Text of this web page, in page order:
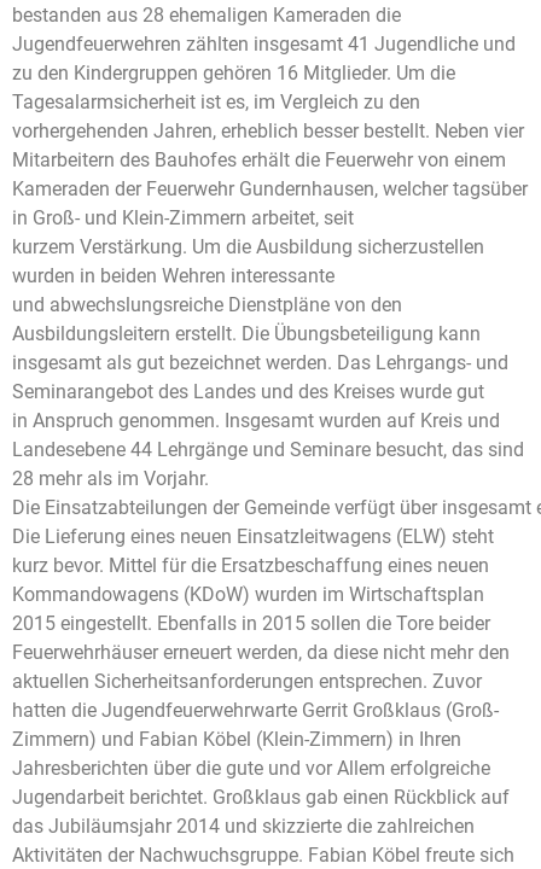
bestanden aus 28 ehemaligen Kameraden die
Jugendfeuerwehren zählten insgesamt 41 Jugendliche und
zu den Kindergruppen gehören 16 Mitglieder. Um die
Tagesalarmsicherheit ist es, im Vergleich zu den
vorhergehenden Jahren, erheblich besser bestellt. Neben vier
Mitarbeitern des Bauhofes erhält die Feuerwehr von einem
Kameraden der Feuerwehr Gundernhausen, welcher tagsüber
in Groß- und Klein-Zimmern arbeitet, seit
kurzem Verstärkung. Um die Ausbildung sicherzustellen
wurden in beiden Wehren interessante
und abwechslungsreiche Dienstpläne von den
Ausbildungsleitern erstellt. Die Übungsbeteiligung kann
insgesamt als gut bezeichnet werden. Das Lehrgangs- und
Seminarangebot des Landes und des Kreises wurde gut
in Anspruch genommen. Insgesamt wurden auf Kreis und
Landesebene 44 Lehrgänge und Seminare besucht, das sind
28 mehr als im Vorjahr.
Die Einsatzabteilungen der Gemeinde verfügt über insgesamt
Die Lieferung eines neuen Einsatzleitwagens (ELW) steht
kurz bevor. Mittel für die Ersatzbeschaffung eines neuen
Kommandowagens (KDoW) wurden im Wirtschaftsplan
2015 eingestellt. Ebenfalls in 2015 sollen die Tore beider
Feuerwehrhäuser erneuert werden, da diese nicht mehr den
aktuellen Sicherheitsanforderungen entsprechen. Zuvor
hatten die Jugendfeuerwehrwarte Gerrit Großklaus (Groß-
Zimmern) und Fabian Köbel (Klein-Zimmern) in Ihren
Jahresberichten über die gute und vor Allem erfolgreiche
Jugendarbeit berichtet. Großklaus gab einen Rückblick auf
das Jubiläumsjahr 2014 und skizzierte die zahlreichen
Aktivitäten der Nachwuchsgruppe. Fabian Köbel freute sich